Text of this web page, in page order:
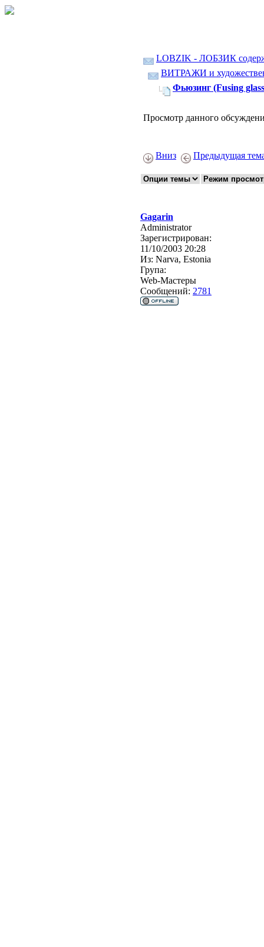
LOBZIK - ЛОБЗИК
ВИТРАЖИ и
Фьюзинг (Fusing
Просмотр данного
Вниз Предыдущая
Gagarin
Administrator
Зарегистрирован:
11/10/2003 20:28
Из: Narva, Estonia
Група:
Web-Мастеры
Сообщений: 2781